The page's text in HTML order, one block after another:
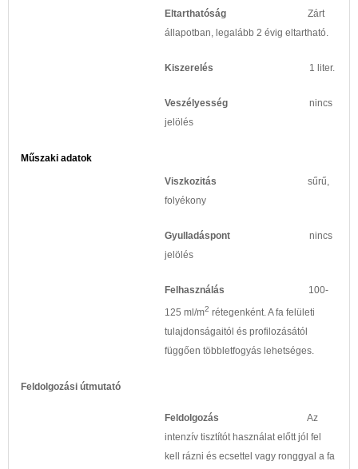
Eltarthatóság Zárt
állapotban, legalább 2 évig eltartható.
Kiszerelés 1 liter.
Veszélyesség nincs
jelölés
Műszaki adatok
Viszkozitás sűrű,
folyékony
Gyulladáspont nincs
jelölés
Felhasználás 100-
125 ml/m2 rétegenként. A fa felületi
tulajdonságaitól és profilozásától
függően többletfogyás lehetséges.
Feldolgozási útmutató
Feldolgozás Az
intenzív tisztítót használat előtt jól fel
kell rázni és ecsettel vagy ronggyal a fa